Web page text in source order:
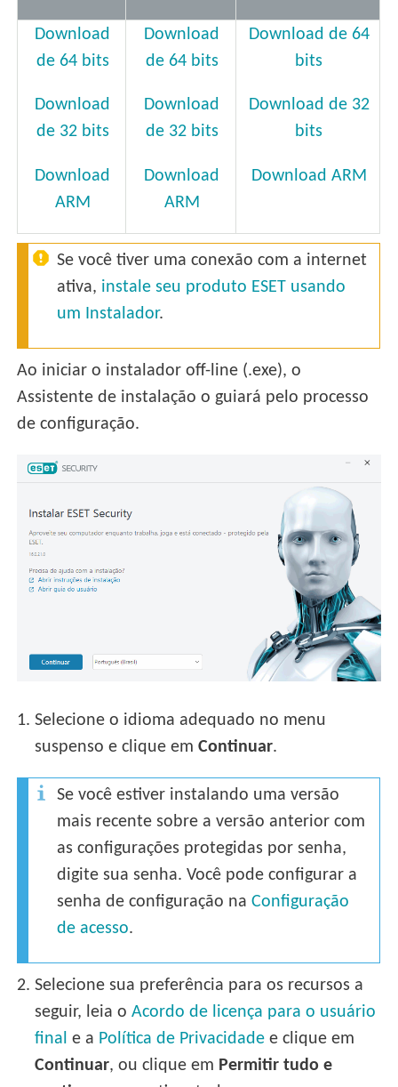
Download
de 64 bits
Download
de 32 bits
Download
ARM
Download
de 64 bits
Download
de 32 bits
Download
ARM
Download de 64
bits
Download de 32
bits
Download ARM
Se você tiver uma conexão com a internet
ativa, instale seu produto ESET usando
um Instalador.
Ao iniciar o instalador off-line (.exe), o
Assistente de instalação o guiará pelo processo
de configuração.
1. Selecione o idioma adequado no menu
suspenso e clique emContinuar.
Se você estiver instalando uma versão
mais recente sobre a versão anterior com
as configurações protegidas por senha,
digite sua senha. Você pode configurar a
senha de configuração naConfiguração
de acesso.
2. Selecione sua preferência para os recursos a
seguir, leia oAcordo de licença para o usuário
final e a Política de Privacidade e clique em
Continuar, ou clique em Permitir tudo e